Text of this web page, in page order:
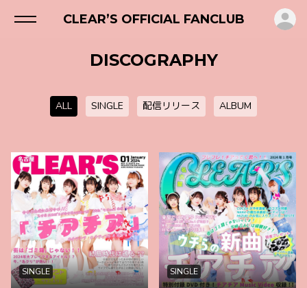
CLEAR’S OFFICIAL FANCLUB
DISCOGRAPHY
ALL SINGLE 配信リリース ALBUM
SINGLE SINGLE